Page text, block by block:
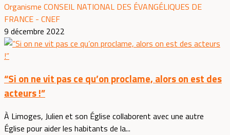
Organisme CONSEIL NATIONAL DES ÉVANGÉLIQUES DE
FRANCE - CNEF
9 décembre 2022
“Si on ne vit pas ce qu’on proclame, alors on est des
acteurs !”
À Limoges, Julien et son Église collaborent avec une autre
Église pour aider les habitants de la...